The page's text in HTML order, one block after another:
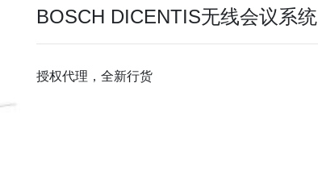
BOSCH DICENTIS无线会议系统
授权代理，全新行货